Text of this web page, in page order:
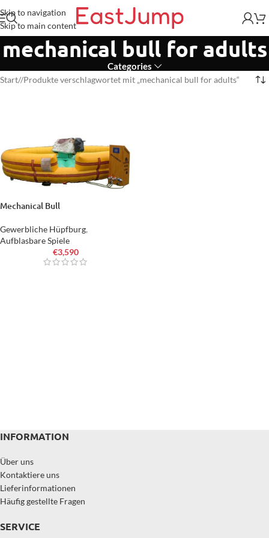
Skip to navigation
Skip to main content
mechanical bull for adults
Categories
Start/ Produkte verschlagwortet mit „mechanical bull for adults“
Mechanical Bull
Gewerbliche Hüpfburg,
Aufblasbare Spiele
€3,590
INFORMATION
Über uns
Kontaktiere uns
Lieferinformationen
Häufig gestellte Fragen
SERVICE